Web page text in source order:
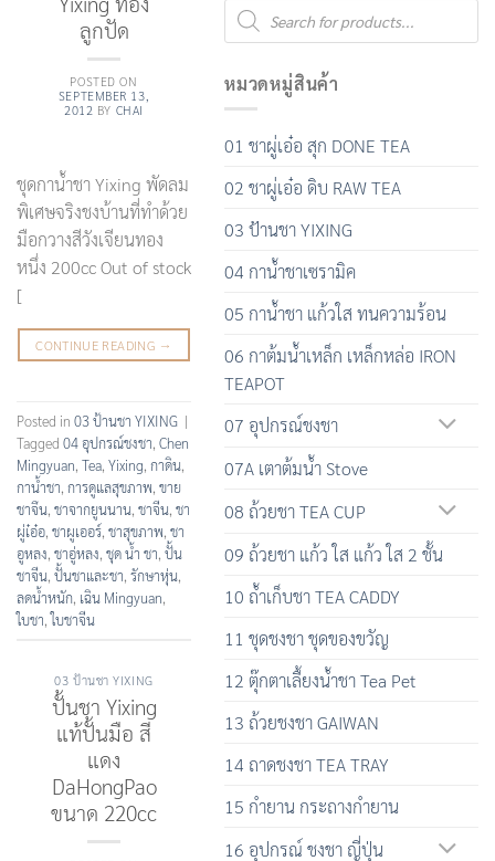
ลูกปัด
POSTED ON
SEPTEMBER 13,
2012 BY CHAI
ชุดกาน้ำชา Yixing พัดลม
พิเศษจริงชงบ้านที่ทำด้วย
มือกวางสีวังเจียนทอง
หนึ่ง 200cc Out of stock
[
CONTINUE READING →
Posted in 03 ป้านชา YIXING |
Tagged 04 อุปกรณ์ชงชา, Chen
Mingyuan, Tea, Yixing, กาดิน,
กาน้ำชา, การดูแลสุขภาพ, ขาย
ชาจึน, ชาจากยูนนาน, ชาจีน, ชา
ผู่เ๋อ๋อ, ชาผูเออร์, ชาสุขภาพ, ชา
อูหลง, ชาอู่หลง, ชุด น้ำ ชา, ปั้น
ชาจีน, ปั้นชาและชา, รักษาหุ่น,
ลดน้ำหนัก, เฉิน Mingyuan,
ใบชา,ใบชาจีน
03 ป้านชา YIXING
ปั้นชา Yixing
แท้ปั้นมือ สี
แดง
DaHongPao
ขนาด 220cc
Products
search
หมวดหมู่สินค้า
01 ชาผู่เอ๋อ สุก DONE TEA
02 ชาผู่เอ๋อ ดิบ RAW TEA
03 ป้านชา YIXING
04 กาน้ำชาเซรามิค
05 กาน้ำชา แก้วใส ทนความร้อน
06 กาต้มน้ำเหล็ก เหล็กหล่อ IRON
TEAPOT
07 อุปกรณ์ชงชา
07A เตาต้มน้ำ Stove
08 ถ้วยชา TEA CUP
09 ถ้วยชา แก้ว ใส แก้ว ใส 2 ชั้น
10 ถ้ำเก็บชา TEA CADDY
11 ชุดชงชา ชุดของขวัญ
12 ตุ๊กตาเลื้ยงน้ำชา Tea Pet
13 ถ้วยชงชา GAIWAN
14 ถาดชงชา TEA TRAY
15 กำยาน กระถางกำยาน
16 อุปกรณ์ ชงชา ญี่ปุ่น